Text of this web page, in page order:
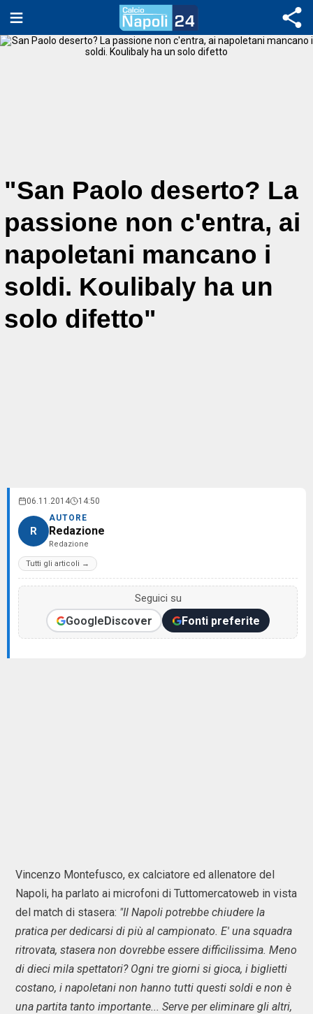
"San Paolo deserto? La
passione non c'entra, ai
napoletani mancano i
soldi. Koulibaly ha un
solo difetto"
06.11.2014 14:50
R
AUTORE
Redazione
Redazione
Tutti gli articoli →
Seguici su
GoogleDiscover Fonti preferite
Vincenzo Montefusco, ex calciatore ed allenatore del
Napoli, ha parlato ai microfoni di Tuttomercatoweb in vista
del match di stasera: "Il Napoli potrebbe chiudere la
pratica per dedicarsi di più al campionato. E' una squadra
ritrovata, stasera non dovrebbe essere difficilissima. Meno
di dieci mila spettatori? Ogni tre giorni si gioca, i biglietti
costano, i napoletani non hanno tutti questi soldi e non è
una partita tanto importante... Serve per eliminare gli altri,